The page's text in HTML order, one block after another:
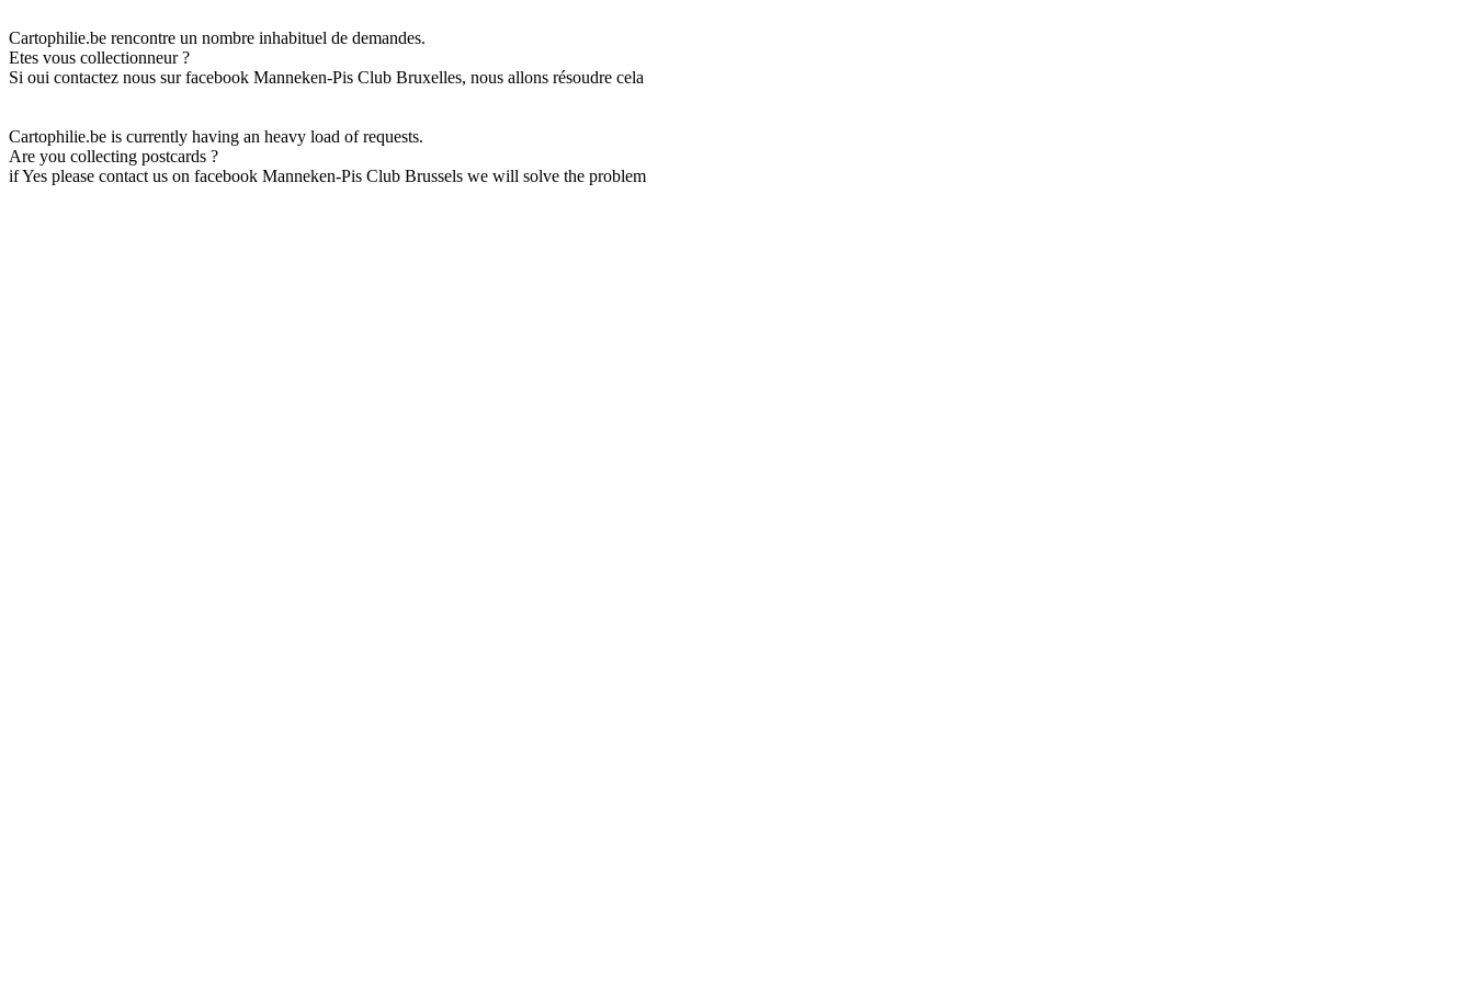
Cartophilie.be rencontre un nombre inhabituel de demandes.
Etes vous collectionneur ?
Si oui contactez nous sur facebook Manneken-Pis Club Bruxelles, nous allons résoudre cela
Cartophilie.be is currently having an heavy load of requests.
Are you collecting postcards ?
if Yes please contact us on facebook Manneken-Pis Club Brussels we will solve the problem